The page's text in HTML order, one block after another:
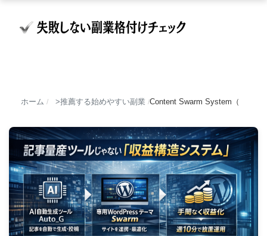
ホーム / 推薦する始めやすい副業 /Content Swarm System（CSS）